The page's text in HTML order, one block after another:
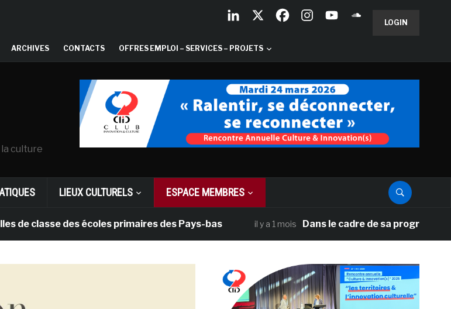
LOGIN
ARCHIVES CONTACTS OFFRES EMPLOI – SERVICES – PROJETS
culture
LIEUX CULTURELS ESPACE MEMBRES
des écoles primaires des Pays-bas il y a 1 mois Dans le cadre de sa programmation